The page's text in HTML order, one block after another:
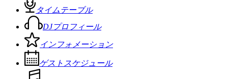
タイムテーブル
DJプロフィール
インフォメーション
ゲストスケジュール